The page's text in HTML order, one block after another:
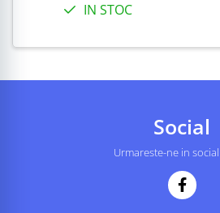
IN STOC
Social
Urmareste-ne in